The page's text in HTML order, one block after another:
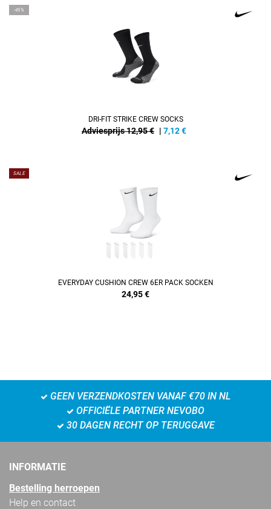
-45%
DRI-FIT STRIKE CREW SOCKS
Adviesprijs 12,95 € | 7,12€
SALE
EVERYDAY CUSHION CREW 6ER PACK SOCKEN
24,95€
GEEN VERZENDKOSTEN VANAF €70 IN NL
OFFICIËLE PARTNER NEVOBO
30 DAGEN RECHT OP TERUGGAVE
INFORMATIE
Bestelling herroepen
Help en contact